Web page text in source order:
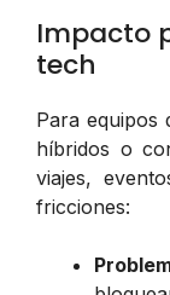
Impacto
tech
Para equipos
híbridos o
viajes,
fricciones: